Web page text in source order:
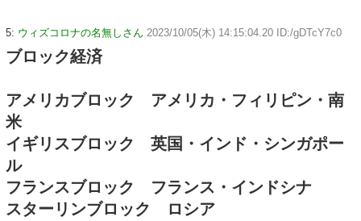
5: ウィズコロナの名無しさん 2023/10/05(木) 14:15:04.20 ID:/gDTcY7c0
ブロック経済
アメリカブロック アメリカ・フィリピン・南
米
イギリスブロック 英国・インド・シンガポー
ル
フランスブロック フランス・インドシナ
スターリンブロック ロシア